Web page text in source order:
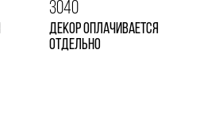
3040
Декор оплачивается
отдельно